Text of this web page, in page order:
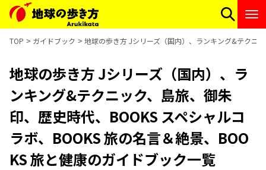
TOP ガイドブック 地球の歩き方 Jシリーズ（国内）、ランキング&テクニ
地球の歩き方 Jシリーズ（国内）、ラ
ンキング&テクニック、島旅、御朱
印、歴史時代、BOOKS スペシャルコ
ラボ、BOOKS 旅の名言＆絶景、BOO
KS 旅と健康のガイドブック一覧